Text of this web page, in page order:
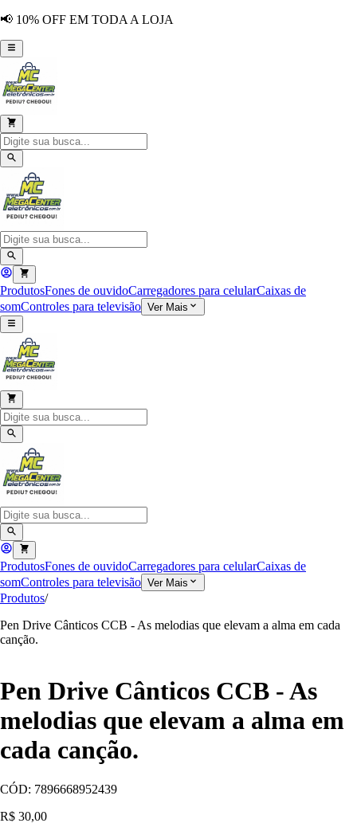
📢 10% OFF EM TODA A LOJA
ProdutosFones de ouvidoCarregadores para celularCaixas de
somControles para televisão Ver Mais
ProdutosFones de ouvidoCarregadores para celularCaixas de
somControles para televisão Ver Mais
Produtos/
Pen Drive Cânticos CCB - As melodias que elevam a alma em cada
canção.
Pen Drive Cânticos CCB - As
melodias que elevam a alma em
cada canção.
CÓD: 7896668952439
R$ 30,00